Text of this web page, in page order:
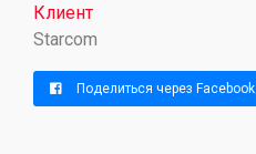
Клиент
Starcom
Поделиться через Facebook